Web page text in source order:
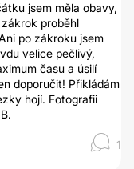
jsem měla obavy,
proběhl
po zákroku jsem
velice pečlivý,
času a úsilí
doporučit! Přikládám
hojí. Fotografii
1